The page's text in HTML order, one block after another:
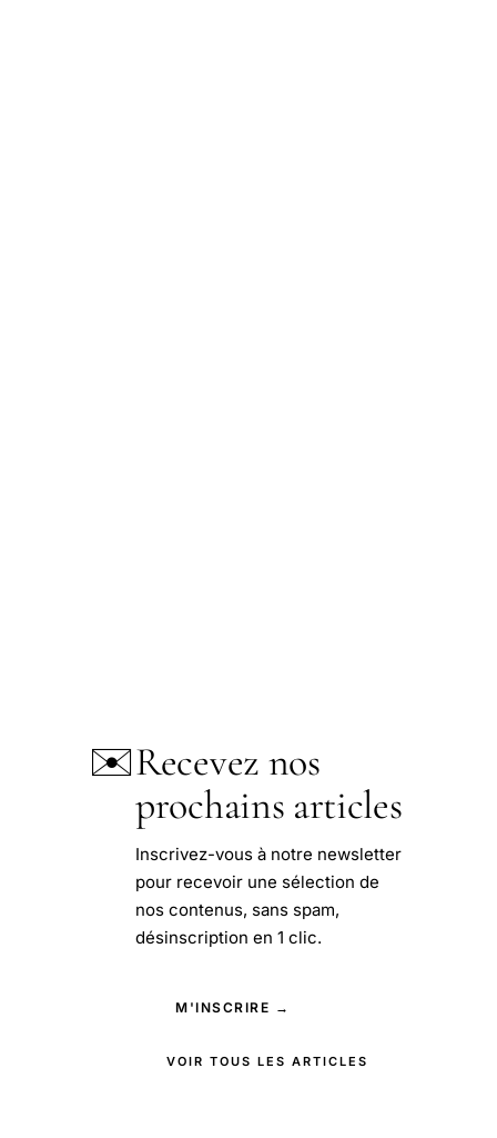
✉️Recevez nos
prochains articles
Inscrivez-vous à notre newsletter
pour recevoir une sélection de
nos contenus, sans spam,
désinscription en 1 clic.
M'INSCRIRE →
VOIR TOUS LES ARTICLES